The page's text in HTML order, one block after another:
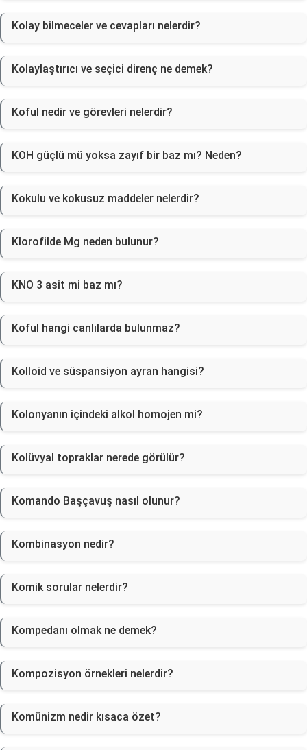
Kolay bilmeceler ve cevapları nelerdir?
Kolaylaştırıcı ve seçici direnç ne demek?
Koful nedir ve görevleri nelerdir?
KOH güçlü mü yoksa zayıf bir baz mı? Neden?
Kokulu ve kokusuz maddeler nelerdir?
Klorofilde Mg neden bulunur?
KNO 3 asit mi baz mı?
Koful hangi canlılarda bulunmaz?
Kolloid ve süspansiyon ayran hangisi?
Kolonyanın içindeki alkol homojen mi?
Kolüvyal topraklar nerede görülür?
Komando Başçavuş nasıl olunur?
Kombinasyon nedir?
Komik sorular nelerdir?
Kompedanı olmak ne demek?
Kompozisyon örnekleri nelerdir?
Komünizm nedir kısaca özet?